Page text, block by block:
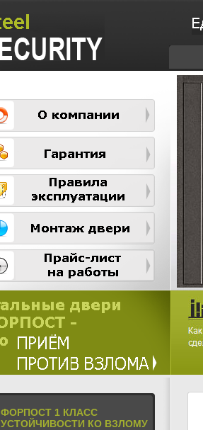
ФОРПОСТ 1 КЛАСС
УСТОЙЧИВОСТИ КО ВЗЛОМУ